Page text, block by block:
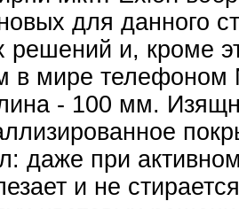
для данного
решений и, кроме
мире телефоном
- 100 мм.
даже при
и не